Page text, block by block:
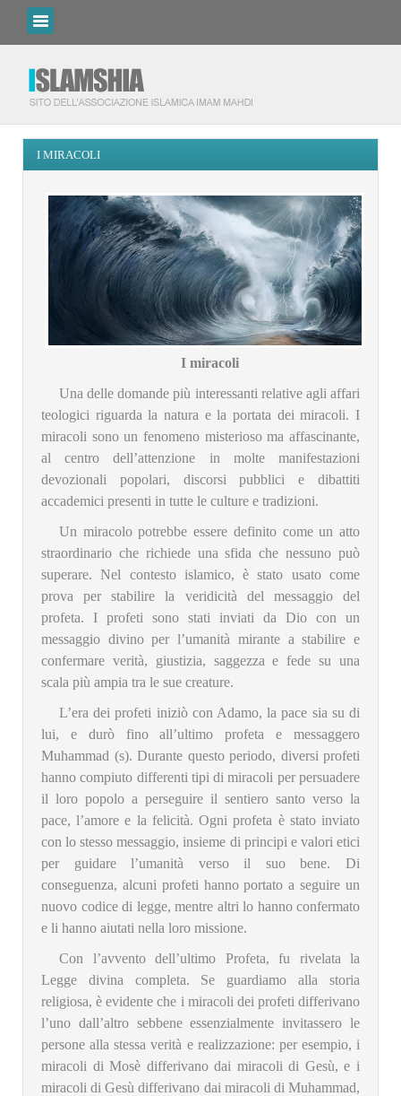
I MIRACOLI
I miracoli
Una delle domande più interessanti relative agli affari
teologici riguarda la natura e la portata dei miracoli. I
miracoli sono un fenomeno misterioso ma affascinante,
al centro dell’attenzione in molte manifestazioni
devozionali popolari, discorsi pubblici e dibattiti
accademici presenti in tutte le culture e tradizioni.
Un miracolo potrebbe essere definito come un atto
straordinario che richiede una sfida che nessuno può
superare. Nel contesto islamico, è stato usato come
prova per stabilire la veridicità del messaggio del
profeta. I profeti sono stati inviati da Dio con un
messaggio divino per l’umanità mirante a stabilire e
confermare verità, giustizia, saggezza e fede su una
scala più ampia tra le sue creature.
L’era dei profeti iniziò con Adamo, la pace sia su di
lui, e durò fino all’ultimo profeta e messaggero
Muhammad (s). Durante questo periodo, diversi profeti
hanno compiuto differenti tipi di miracoli per persuadere
il loro popolo a perseguire il sentiero santo verso la
pace, l’amore e la felicità. Ogni profeta è stato inviato
con lo stesso messaggio, insieme di principi e valori etici
per guidare l’umanità verso il suo bene. Di
conseguenza, alcuni profeti hanno portato a seguire un
nuovo codice di legge, mentre altri lo hanno confermato
e li hanno aiutati nella loro missione.
Con l’avvento dell’ultimo Profeta, fu rivelata la
Legge divina completa. Se guardiamo alla storia
religiosa, è evidente che i miracoli dei profeti differivano
l’uno dall’altro sebbene essenzialmente invitassero le
persone alla stessa verità e realizzazione: per esempio, i
miracoli di Mosè differivano dai miracoli di Gesù, e i
miracoli di Gesù differivano dai miracoli di Muhammad,